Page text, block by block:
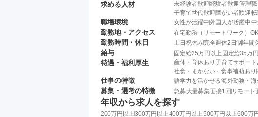
求める人材 未経験者歓迎経験者歓迎管理
子育て世代歓迎 障がい者歓迎転
職場環境 女性が活躍中外国人が活躍中
勤務地・アクセス 在宅勤務（リモートワーク）OK
勤務時間・休日 土日祝休み完全週休2日制年間
給与 固定給25万円以上 固定給35万
待遇・福利厚生 産休・育休あり 子育てサポート
社食・まかない・食事補助あり
仕事の特徴 語学力を活かせる海外勤務・海
募集・選考の特徴 急募 大量募集面接1回 リモート
年収から求人を探す
200万円以上300万円以上400万円以上500万円以上600万